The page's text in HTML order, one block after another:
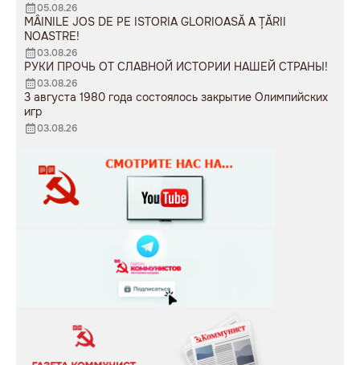
05.08.26
MÂINILE JOS DE PE ISTORIA GLORIOASĂ A ȚĂRII
NOASTRE!
03.08.26
РУКИ ПРОЧЬ ОТ СЛАВНОЙ ИСТОРИИ НАШЕЙ СТРАНЫ!
03.08.26
3 августа 1980 года состоялось закрытие Олимпийских
игр
03.08.26